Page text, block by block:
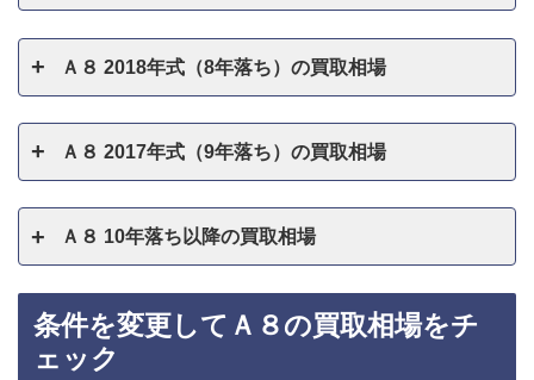
Ａ８ 2018年式（8年落ち）の買取相場
Ａ８ 2017年式（9年落ち）の買取相場
Ａ８ 10年落ち以降の買取相場
条件を変更してＡ８の買取相場をチ
ェック